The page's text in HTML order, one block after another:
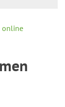
online